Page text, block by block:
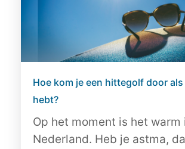
Hoe kom je een hittegolf door als
hebt?
Op het moment is het warm
Nederland. Heb je astma,